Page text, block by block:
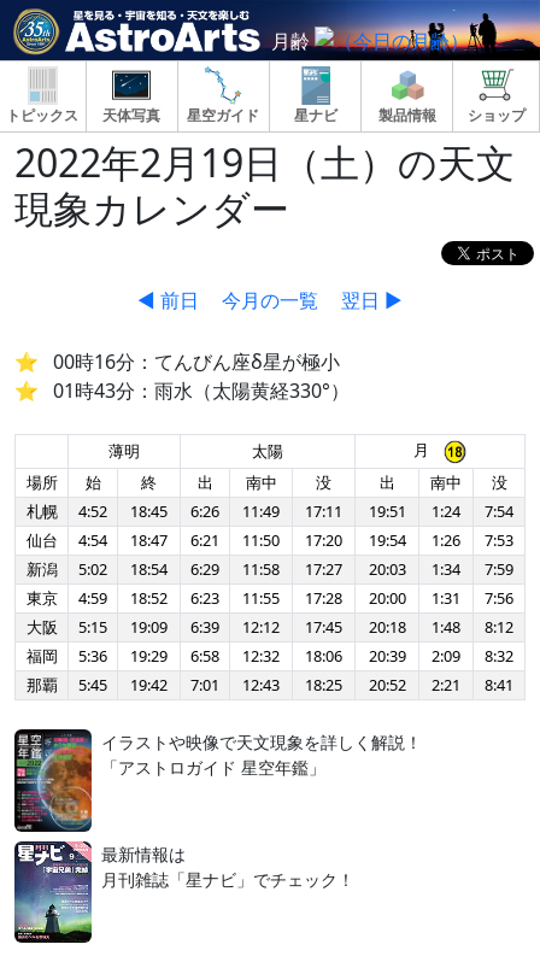
月齢
トピックス 天体写真 星空ガイド 星ナビ 製品情報 ショップ
2022年2月19日（土）の天文
現象カレンダー
◀ 前日 今月の一覧 翌日 ▶
00時16分：てんびん座δ星が極小
01時43分：雨水（太陽黄経330°）
薄明 太陽
月
場所
始 終 出 南中 没 出 南中
没
札幌
4:52 18:45 6:26 11:49 17:11 19:51 1:24
7:54
仙台
4:54 18:47 6:21 11:50 17:20 19:54 1:26
7:53
新潟
5:02 18:54 6:29 11:58 17:27 20:03 1:34
7:59
東京
4:59 18:52 6:23 11:55 17:28 20:00 1:31
7:56
大阪
5:15 19:09 6:39 12:12 17:45 20:18 1:48
8:12
福岡
5:36 19:29 6:58 12:32 18:06 20:39 2:09
8:32
那覇
5:45 19:42 7:01 12:43 18:25 20:52 2:21 8:41
イラストや映像で天文現象を詳しく解説！
「アストロガイド 星空年鑑」
最新情報は
月刊雑誌「星ナビ」でチェック！